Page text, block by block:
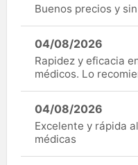
Buenos precios y
04/08/2026
Rapidez y eficacia
médicos. Lo
04/08/2026
Excelente y rápida
médicas